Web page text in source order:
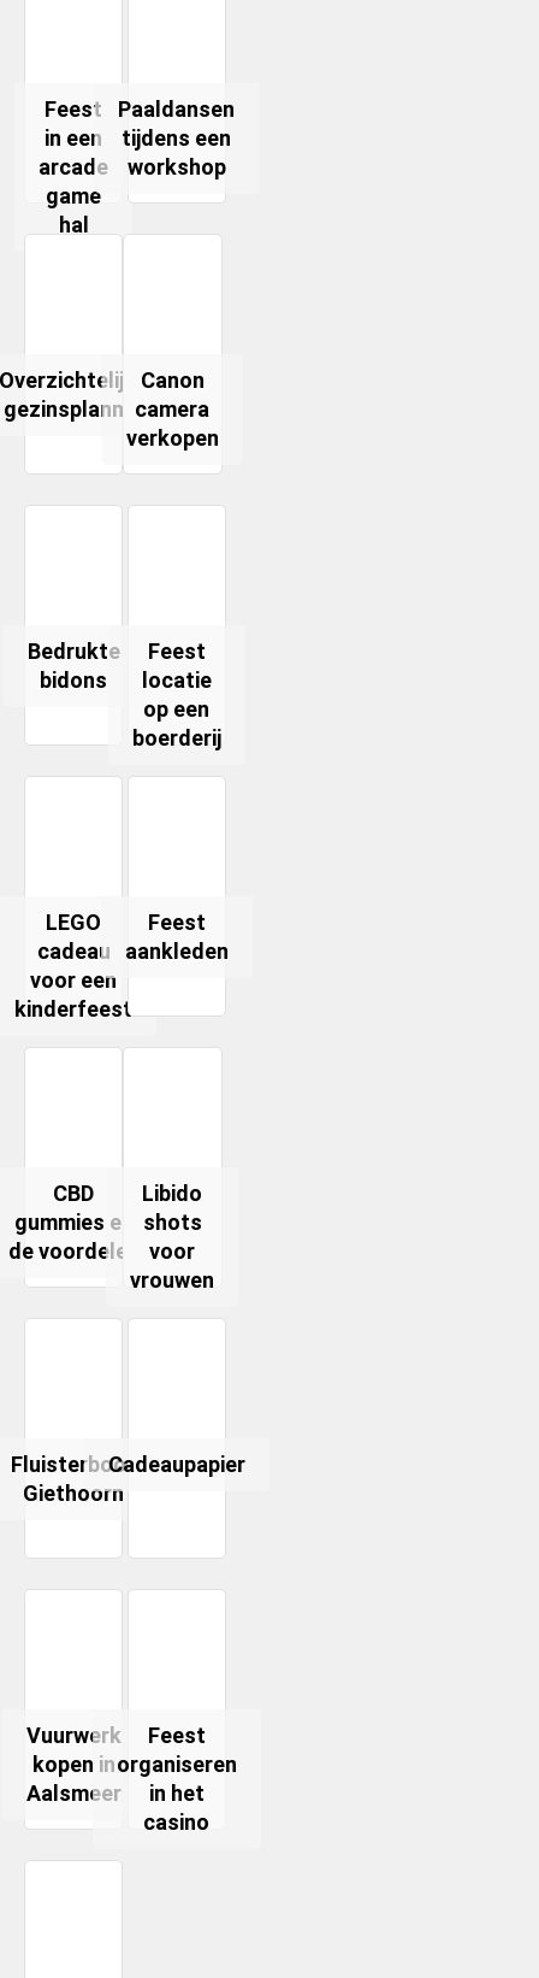
Feest
in een
arcade
game
hal
Paaldansen
tijdens een
workshop
Overzichtelijke
gezinsplanner
Canon
camera
verkopen
Bedrukte
bidons
Feest
locatie
op een
boerderij
LEGO
cadeau
voor een
kinderfeest
Feest
aankleden
CBD
gummies en
de voordelen
Libido
shots
voor
vrouwen
Fluisterboot
Giethoorn
Cadeaupapier
Vuurwerk
kopen in
Aalsmeer
Feest
organiseren
in het
casino